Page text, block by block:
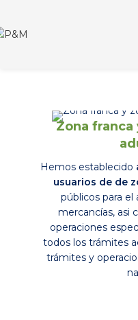
Zona franca
Hemos establecido
usuarios de de
públicos para
mercancías, asi
operaciones
todos los trámites
trámites y